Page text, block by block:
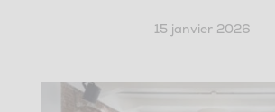
15 janvier 2026